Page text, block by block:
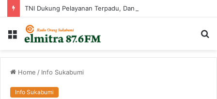
Menu
Home / Info Sukabumi
Info Sukabumi